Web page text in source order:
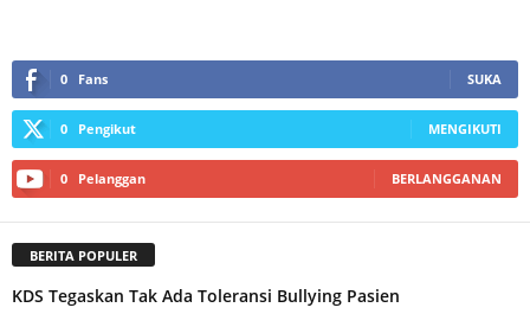
0 Fans SUKA
0 Pengikut MENGIKUTI
0 Pelanggan BERLANGGANAN
BERITA POPULER
KDS Tegaskan Tak Ada Toleransi Bullying Pasien